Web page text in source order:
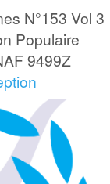
N°153 Vol 3
Populaire
9499Z